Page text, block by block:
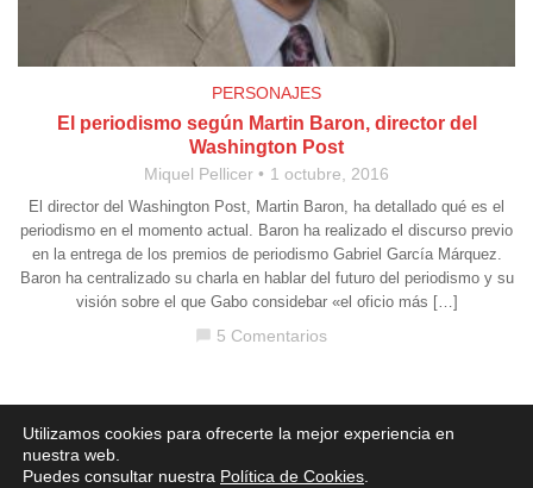
PERSONAJES
El periodismo según Martin Baron, director del
Washington Post
Miquel Pellicer 1 octubre, 2016
El director del Washington Post, Martin Baron, ha detallado qué es el
periodismo en el momento actual. Baron ha realizado el discurso previo
en la entrega de los premios de periodismo Gabriel García Márquez.
Baron ha centralizado su charla en hablar del futuro del periodismo y su
visión sobre el que Gabo considebar «el oficio más […]
5 Comentarios
Aviso legal·Política de Privacidad·Política de Cookies
Utilizamos cookies para ofrecerte la mejor experiencia en
nuestra web.
Puedes consultar nuestra Política de Cookies